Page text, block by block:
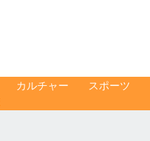
カルチャー
スポーツ